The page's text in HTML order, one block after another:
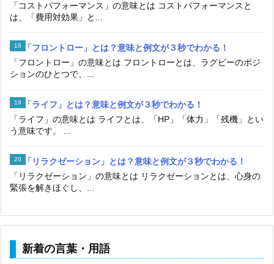
「コストパフォーマンス」の意味とは コストパフォーマンスと
は、「費用対効果」と...
「フロントロー」とは？意味と例文が３秒でわかる！
「フロントロー」の意味とは フロントローとは、ラグビーのポジ
ションのひとつで、...
「ライフ」とは？意味と例文が３秒でわかる！
「ライフ」の意味とは ライフとは、「HP」「体力」「残機」とい
う意味です。 ...
「リラクゼーション」とは？意味と例文が３秒でわかる！
「リラクゼーション」の意味とは リラクゼーションとは、心身の
緊張を解きほぐし、...
新着の言葉・用語